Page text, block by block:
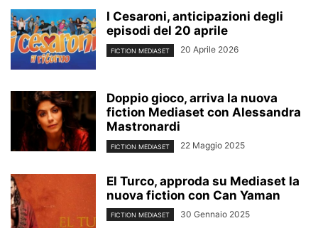
I Cesaroni, anticipazioni degli
episodi del 20 aprile
FICTION MEDIASET 20 Aprile 2026
Doppio gioco, arriva la nuova
fiction Mediaset con Alessandra
Mastronardi
FICTION MEDIASET 22 Maggio 2025
El Turco, approda su Mediaset la
nuova fiction con Can Yaman
FICTION MEDIASET 30 Gennaio 2025